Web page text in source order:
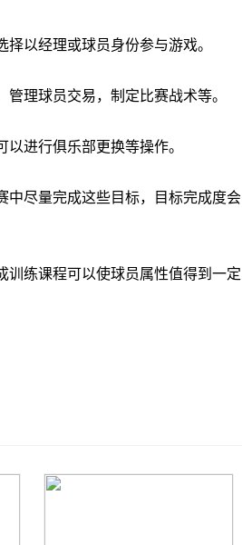
以经理或球员身份参与游戏。
理球员交易，制定比赛战术等。
进行俱乐部更换等操作。
尽量完成这些目标，目标完成度会
练课程可以使球员属性值得到一定